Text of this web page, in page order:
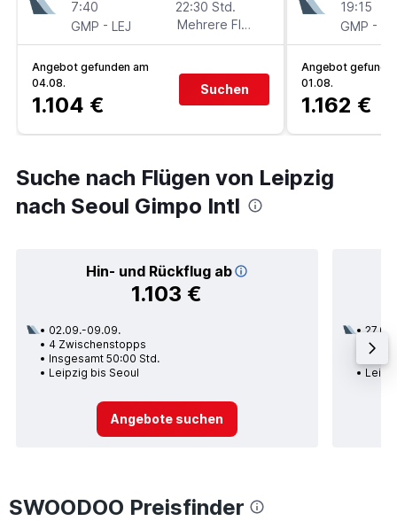
7:40
GMP - LEJ
22:30 Std.
Mehrere Fluglinien
Angebot gefunden am
04.08.
1.104 €
Suchen
19:15
GMP -
Angebot
01.08.
1.162 €
Suche nach Flügen von Leipzig
nach Seoul Gimpo Intl
Hin- und Rückflug ab
1.103 €
02.09.-09.09.
4 Zwischenstopps
Insgesamt 50:00 Std.
Leipzig bis Seoul
Angebote suchen
27.08.
3
SWOODOO Preisfinder